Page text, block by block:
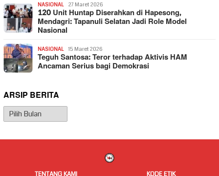
NASIONAL 27 Maret 2026
120 Unit Huntap Diserahkan di Hapesong,
Mendagri: Tapanuli Selatan Jadi Role Model
Nasional
NASIONAL 15 Maret 2026
Teguh Santosa: Teror terhadap Aktivis HAM
Ancaman Serius bagi Demokrasi
ARSIP BERITA
Arsip
Berita
TENTANG KAMI KODE ETIK